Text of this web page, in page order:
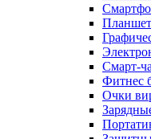
Смарт-
Фитнес
Очки